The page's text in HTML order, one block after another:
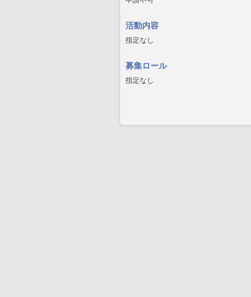
活動内容
指定なし
募集ロール
指定なし